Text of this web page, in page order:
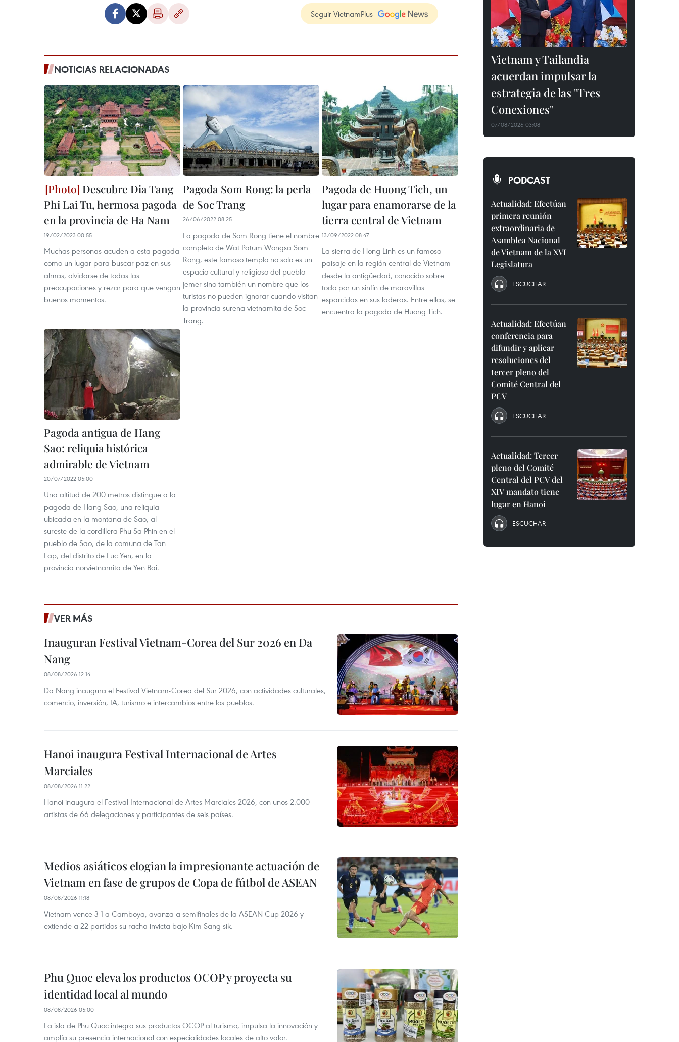
Seguir VietnamPlus
NOTICIAS RELACIONADAS
Descubre Dia Tang
Phi Lai Tu, hermosa pagoda
en la provincia de Ha Nam
19/02/2023 00:55
Muchas personas acuden a esta pagoda
como un lugar para buscar paz en sus
almas, olvidarse de todas las
preocupaciones y rezar para que vengan
buenos momentos.
Pagoda Som Rong: la perla
de Soc Trang
26/06/2022 08:25
La pagoda de Som Rong tiene el nombre
completo de Wat Patum Wongsa Som
Rong, este famoso templo no solo es un
espacio cultural y religioso del pueblo
jemer sino también un nombre que los
turistas no pueden ignorar cuando visitan
la provincia sureña vietnamita de Soc
Trang.
Pagoda de Huong Tich, un
lugar para enamorarse de la
tierra central de Vietnam
13/09/2022 08:47
La sierra de Hong Linh es un famoso
paisaje en la región central de Vietnam
desde la antigüedad, conocido sobre
todo por un sinfín de maravillas
esparcidas en sus laderas. Entre ellas, se
encuentra la pagoda de Huong Tich.
Pagoda antigua de Hang
Sao: reliquia histórica
admirable de Vietnam
20/07/2022 05:00
Una altitud de 200 metros distingue a la
pagoda de Hang Sao, una reliquia
ubicada en la montaña de Sao, al
sureste de la cordillera Phu Sa Phin en el
pueblo de Sao, de la comuna de Tan
Lap, del distrito de Luc Yen, en la
provincia norvietnamita de Yen Bai.
VER MÁS
Inauguran Festival Vietnam-Corea del Sur 2026 en Da
Nang
08/08/2026 12:14
Da Nang inaugura el Festival Vietnam-Corea del Sur 2026, con actividades culturales,
comercio, inversión, IA, turismo e intercambios entre los pueblos.
Hanoi inaugura Festival Internacional de Artes
Marciales
08/08/2026 11:22
Hanoi inaugura el Festival Internacional de Artes Marciales 2026, con unos 2.000
artistas de 66 delegaciones y participantes de seis países.
Medios asiáticos elogian la impresionante actuación de
Vietnam en fase de grupos de Copa de fútbol de ASEAN
08/08/2026 11:18
Vietnam vence 3-1 a Camboya, avanza a semifinales de la ASEAN Cup 2026 y
extiende a 22 partidos su racha invicta bajo Kim Sang-sik.
Phu Quoc eleva los productos OCOP y proyecta su
identidad local al mundo
08/08/2026 05:00
La isla de Phu Quoc integra sus productos OCOP al turismo, impulsa la innovación y
amplía su presencia internacional con especialidades locales de alto valor.
Vietnam y Tailandia
acuerdan impulsar la
estrategia de las "Tres
Conexiones"
07/08/2026 03:08
PODCAST
Actualidad: Efectúan
primera reunión
extraordinaria de
Asamblea Nacional
de Vietnam de la XVI
Legislatura
ESCUCHAR
Actualidad: Efectúan
conferencia para
difundir y aplicar
resoluciones del
tercer pleno del
Comité Central del
PCV
ESCUCHAR
Actualidad: Tercer
pleno del Comité
Central del PCV del
XIV mandato tiene
lugar en Hanoi
ESCUCHAR